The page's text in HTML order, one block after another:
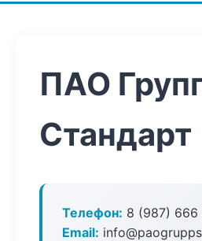
ПАО
Стандарт
Телефон: 8 (987) 666
Email: